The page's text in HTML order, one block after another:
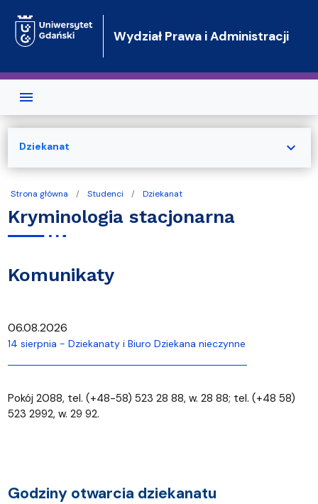
Wydział Prawa i Administracji
Strona główna Studenci Dziekanat
Kryminologia stacjonarna
Komunikaty
06.08.2026
14 sierpnia - Dziekanaty i Biuro Dziekana nieczynne
Pokój 2088, tel. (+48-58) 523 28 88, w. 28 88; tel. (+48 58)
523 2992, w. 29 92.
Godziny otwarcia dziekanatu
Dziekanat expand_more